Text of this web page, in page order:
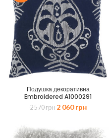
Подушка декоративна
Embroidered A1000291
2 570грн Оригінальна
570 грн.
2 060грнПоточна
060 грн.